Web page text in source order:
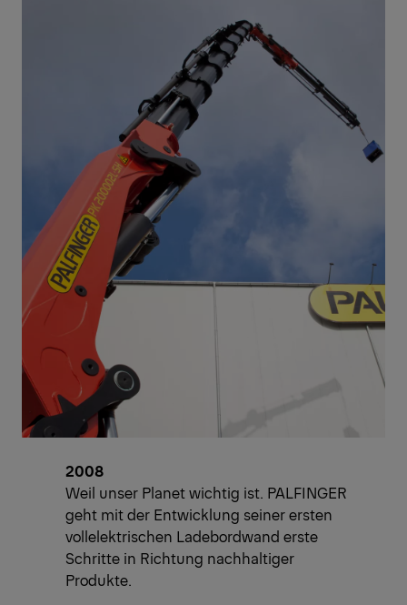
2008
Weil unser Planet wichtig ist. PALFINGER
geht mit der Entwicklung seiner ersten
vollelektrischen Ladebordwand erste
Schritte in Richtung nachhaltiger
Produkte.